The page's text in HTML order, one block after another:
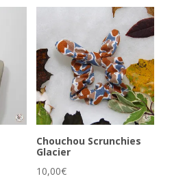
Chouchou Scrunchies
Glacier
10,00€